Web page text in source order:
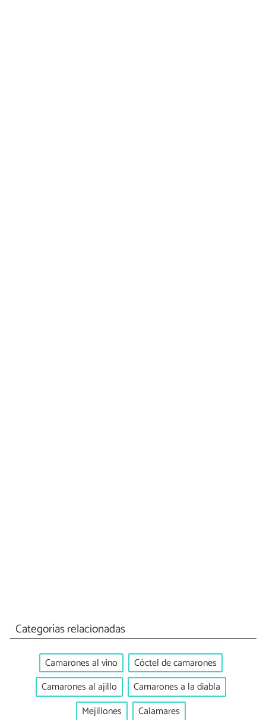
Categorías relacionadas
Camarones al vino
Cóctel de camarones
Camarones al ajillo
Camarones a la diabla
Mejillones
Calamares